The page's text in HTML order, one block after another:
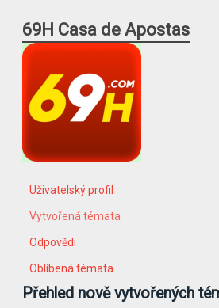
69H Casa de Apostas
Uživatelský profil
Vytvořená témata
Odpovědi
Oblíbená témata
Přehled nově vytvořených